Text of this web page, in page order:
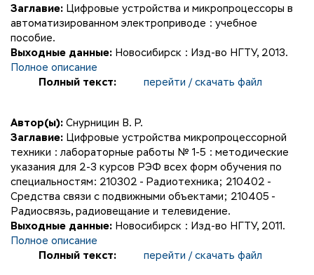
Заглавие: Цифровые устройства и микропроцессоры в
автоматизированном электроприводе : учебное
пособие.
Выходные данные: Новосибирск : Изд-во НГТУ, 2013.
Полное описание
Полный текст:
перейти / скачать файл
Автор(ы): Снурницин В. Р.
Заглавие: Цифровые устройства микропроцессорной
техники : лабораторные работы № 1-5 : методические
указания для 2-3 курсов РЭФ всех форм обучения по
специальностям: 210302 - Радиотехника; 210402 -
Средства связи с подвижными объектами; 210405 -
Радиосвязь, радиовещание и телевидение.
Выходные данные: Новосибирск : Изд-во НГТУ, 2011.
Полное описание
Полный текст:
перейти / скачать файл